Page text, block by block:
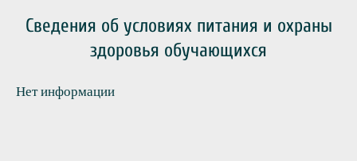
Сведения об условиях питания и охраны
здоровья обучающихся
Нет информации